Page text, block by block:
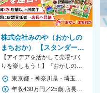
株式会社みのや（おかしの
まちおか） 【スタンダード
市場】
【アイデアを活かして売場づく
りを楽しもう！】『おかしのま
ちおか』の接客や販売業務な
ど、店舗運営業務
東京都・神奈川県・埼玉県・千葉県・茨城県、栃木県、静岡県、愛知県、三重県、大阪府、京都府、奈良県、兵庫県、岐阜県、滋賀県にある直営店『おかしのまちおか』のいずれかに配属 ★ぜひ「勤務地一覧」もご覧ください。 ★詳細な店舗情報はHPよりご確認ください！（当社コーポレートサイト） https://www.machioka.co.jp/ ※配属店舗の異動は通勤可能な範囲で行います。 異動時は事前に打診の上で実施します。 ※受動喫煙対策：あり
年収430万円／25歳 店長職／入社2年